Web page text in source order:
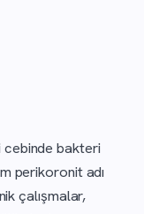
cebinde bakteri
perikoronit adı
çalışmalar,